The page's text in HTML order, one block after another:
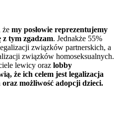
że my posłowie reprezentujemy
z tym zgadzam. Jednakże 55%
związków partnerskich, a
związków homoseksualnych.
lewicy oraz lobby
że ich celem jest legalizacja
oraz możliwość adopcji dzieci.